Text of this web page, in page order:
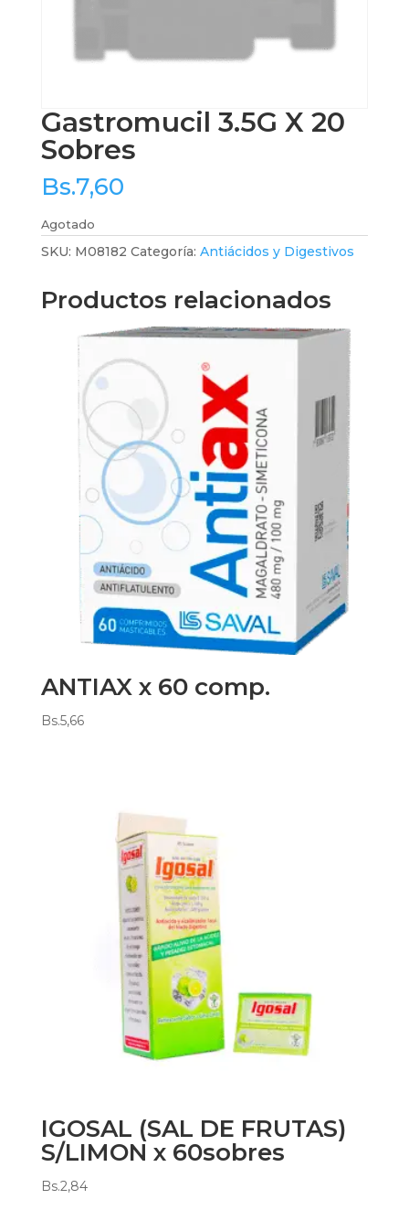
Gastromucil 3.5G X 20
Sobres
Bs.7,60
Agotado
SKU: M08182 Categoría: Antiácidos y Digestivos
Productos relacionados
ANTIAX x 60 comp.
Bs.5,66
IGOSAL (SAL DE FRUTAS)
S/LIMON x 60sobres
Bs.2,84